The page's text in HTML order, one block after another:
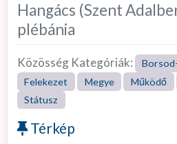
Hangács (Szent
plébánia
Közösség Kategóriák:
Felekezet
Megye Működő
Státusz
Térkép